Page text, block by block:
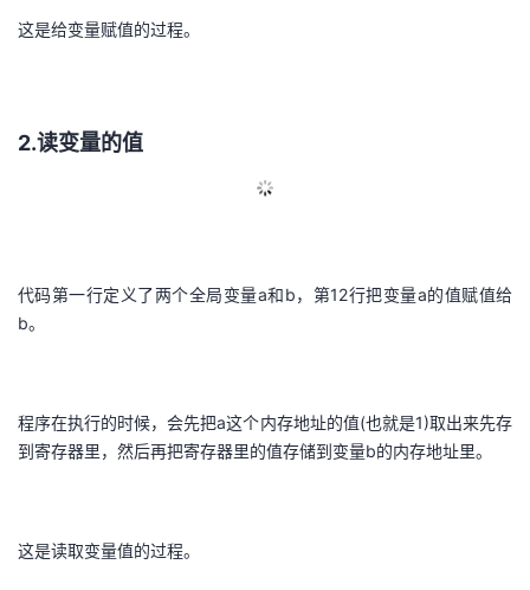
这是给变量赋值的过程。
2.读变量的值
代码第一行定义了两个全局变量a和b，第12行把变量a的值赋值给
b。
程序在执行的时候，会先把a这个内存地址的值(也就是1)取出来先存
到寄存器里，然后再把寄存器里的值存储到变量b的内存地址里。
这是读取变量值的过程。